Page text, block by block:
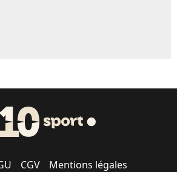
CGV Mentions légales